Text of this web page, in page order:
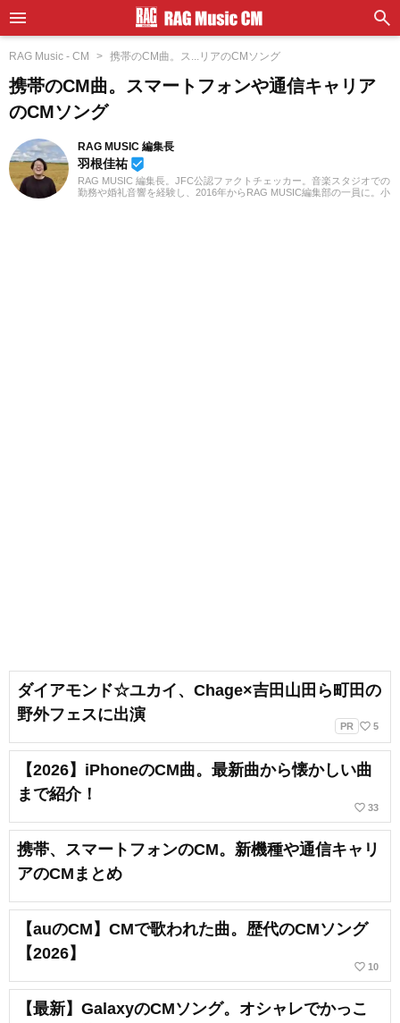
RAG Music - CM 携帯のCM曲。ス...リアのCMソング
携帯のCM曲。スマートフォンや通信キャリア
のCMソング
RAG MUSIC 編集長
羽根佳祐 beenhere
RAG MUSIC 編集長。JFC公認ファクトチェッカー。音楽スタジオでの
勤務や婚礼音響を経験し、2016年からRAG MUSIC編集部の一員に。小
ダイアモンド☆ユカイ、Chage×吉田山田ら町田の
野外フェスに出演
PR favorite_border 5
【2026】iPhoneのCM曲。最新曲から懐かしい曲
まで紹介！
favorite_border 33
携帯、スマートフォンのCM。新機種や通信キャリ
アのCMまとめ
【auのCM】CMで歌われた曲。歴代のCMソング
【2026】
favorite_border 10
【最新】GalaxyのCMソング。オシャレでかっこ